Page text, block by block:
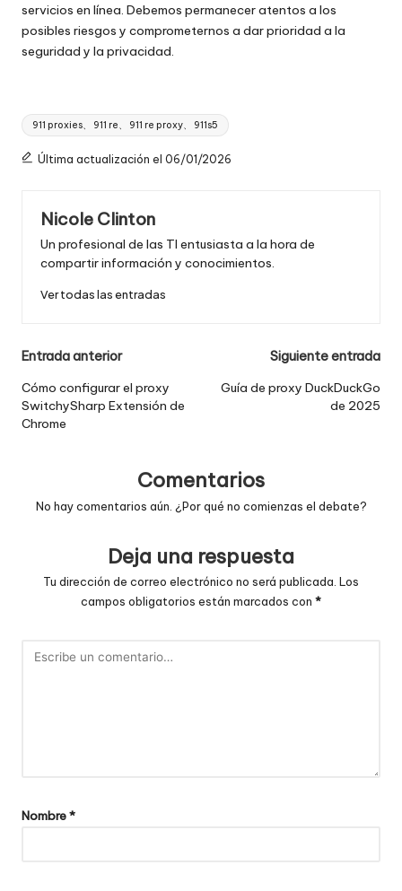
servicios en línea. Debemos permanecer atentos a los
posibles riesgos y comprometernos a dar prioridad a la
seguridad y la privacidad.
Etiquetas:
911 proxies、 911 re、 911 re proxy、 911s5
Última actualización el 06/01/2026
Nicole Clinton
Un profesional de las TI entusiasta a la hora de
compartir información y conocimientos.
Ver todas las entradas
Navegación
de
entradas
Entrada anterior
Cómo configurar el proxy
SwitchySharp Extensión de
Chrome
Siguiente entrada
Guía de proxy DuckDuckGo
de 2025
Comentarios
No hay comentarios aún. ¿Por qué no comienzas el debate?
Deja una respuesta
Tu dirección de correo electrónico no será publicada. Los
campos obligatorios están marcados con *
Nombre*